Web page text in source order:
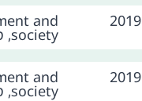
2019
and
society
,
2019
and
society
,